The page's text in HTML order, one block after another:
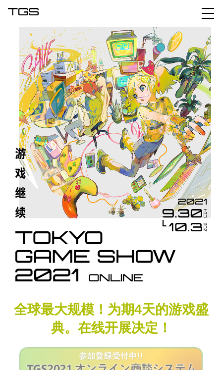
全球最大规模！为期4天的游戏盛
典。在线开展决定 ！